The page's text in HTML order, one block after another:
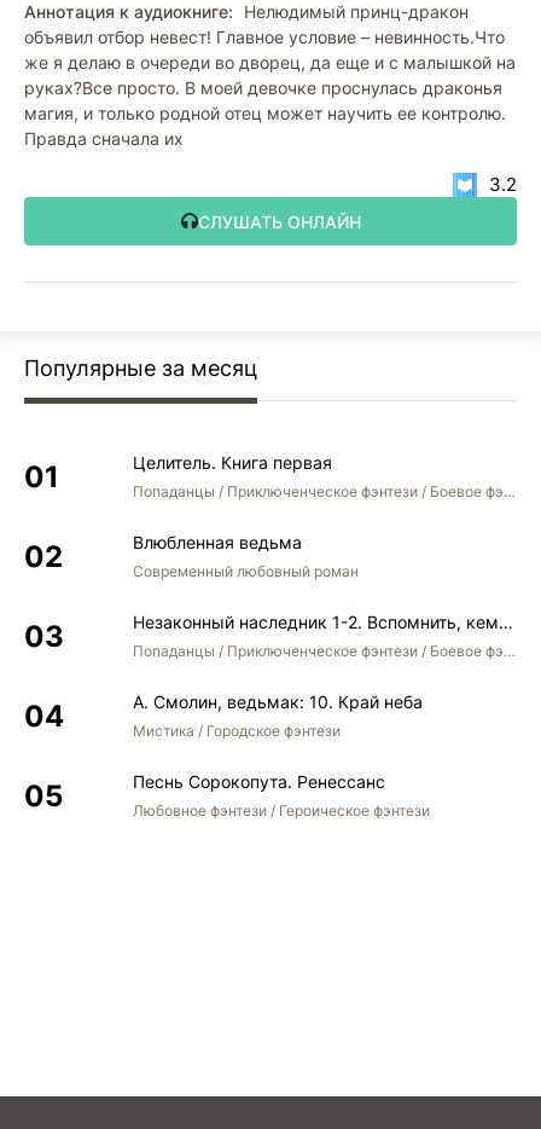
Аннотация к аудиокниге:
Нелюдимый принц-дракон
объявил отбор невест! Главное условие – невинность.Что
же я делаю в очереди во дворец, да еще и с малышкой на
руках?Все просто. В моей девочке проснулась драконья
магия, и только родной отец может научить ее контролю.
Правда сначала их
СЛУШАТЬ ОНЛАЙН
3.2
Популярные за месяц
Целитель. Книга первая
Попаданцы / Приключенческое фэнтези / Боевое фэнтези
Влюбленная ведьма
Современный любовный роман
Незаконный наследник 1-2. Вспомнить, кем был. Стать собой. Остаться собой
Попаданцы / Приключенческое фэнтези / Боевое фэнтези / Юмористическое фэнтези
А. Смолин, ведьмак: 10. Край неба
Мистика / Городское фэнтези
Песнь Сорокопута. Ренессанс
Любовное фэнтези / Героическое фэнтези